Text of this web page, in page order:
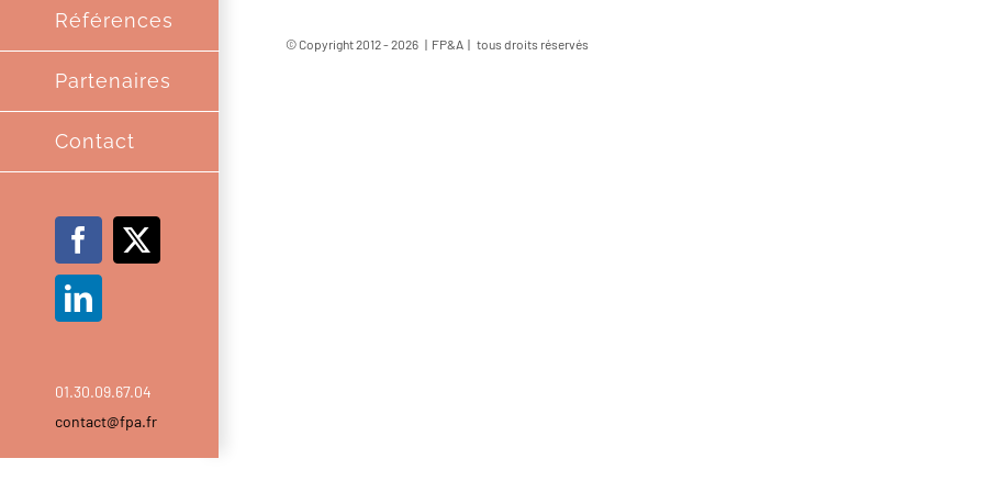
Références
Partenaires
Contact
Facebook
X
LinkedIn
01.30.09.67.04
contact@fpa.fr
© Copyright 2012 -2026 | FP&A | tous droits réservés